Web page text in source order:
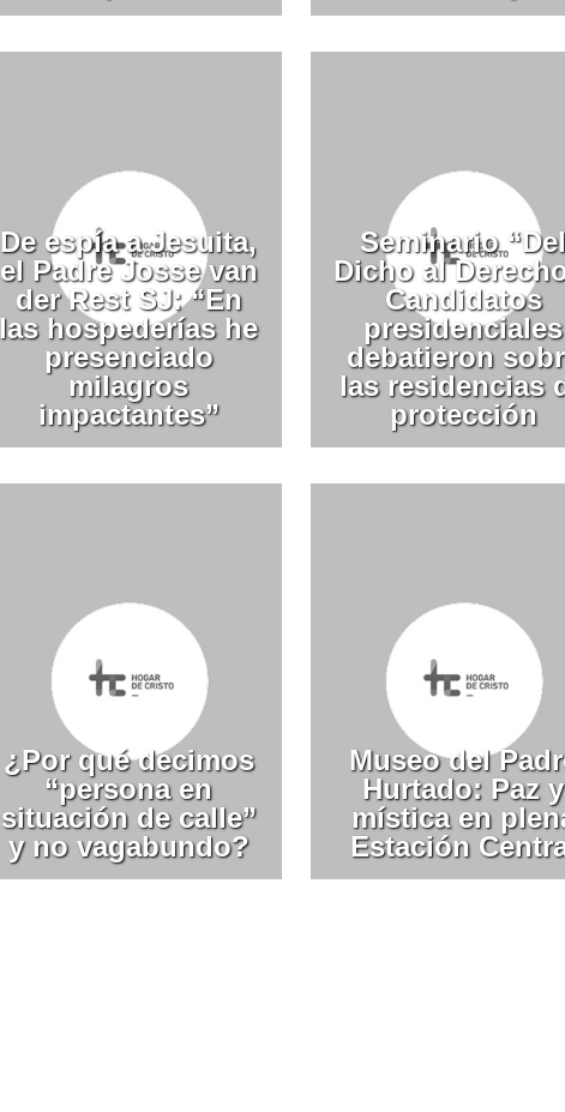
De espía a Jesuita,
el Padre Josse van
der Rest SJ: “En
las hospederías he
presenciado
milagros
impactantes”
Seminario “Del
Dicho al
Candidatos
presidenciales
debatieron
las residencias
protección
¿Por qué decimos
“persona en
situación de calle”
y no vagabundo?
Museo del
Hurtado: Paz y
mística en
Estación